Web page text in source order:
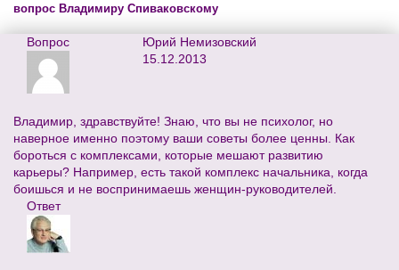
вопрос Владимиру Спиваковскому
Вопрос
Юрий Немизовский
15.12.2013
Владимир, здравствуйте! Знаю, что вы не психолог, но
наверное именно поэтому ваши советы более ценны. Как
бороться с комплексами, которые мешают развитию
карьеры? Например, есть такой комплекс начальника, когда
боишься и не воспринимаешь женщин-руководителей.
Ответ